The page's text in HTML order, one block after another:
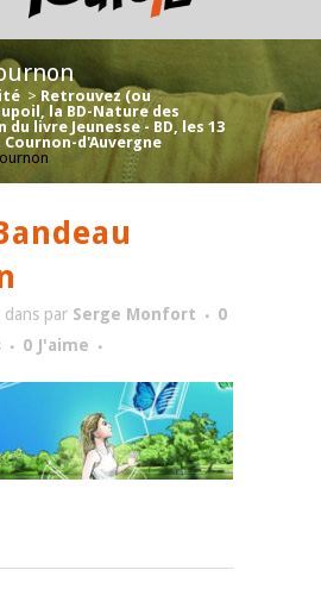
> Retrouvez (ou
la BD-Nature des
livre Jeunesse - BD, les 13
Cournon-d'Auvergne
dans par Serge Monfort
0
0 J'aime